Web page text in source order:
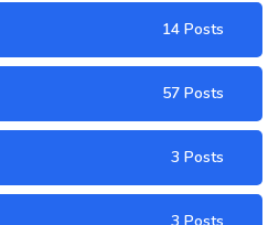
14 Posts
57 Posts
3 Posts